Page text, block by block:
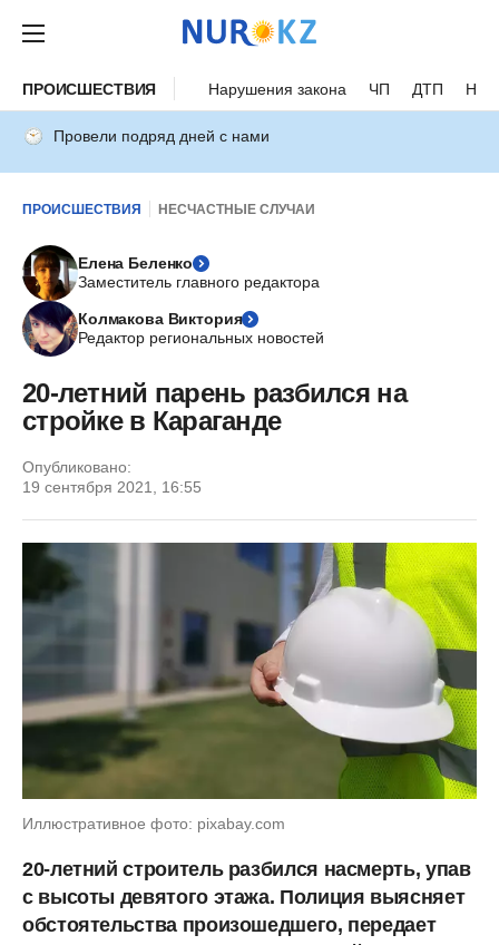
ПРОИСШЕСТВИЯ Нарушения закона ЧП ДТП
Провели подряд дней с нами
ПРОИСШЕСТВИЯ НЕСЧАСТНЫЕ СЛУЧАИ
Елена Беленко
Заместитель главного редактора
Колмакова Виктория
Редактор региональных новостей
20-летний парень разбился на
стройке в Караганде
Опубликовано:
19 сентября 2021, 16:55
Иллюстративное фото: pixabay.com
20-летний строитель разбился насмерть, упав
с высоты девятого этажа. Полиция выясняет
обстоятельства произошедшего, передает